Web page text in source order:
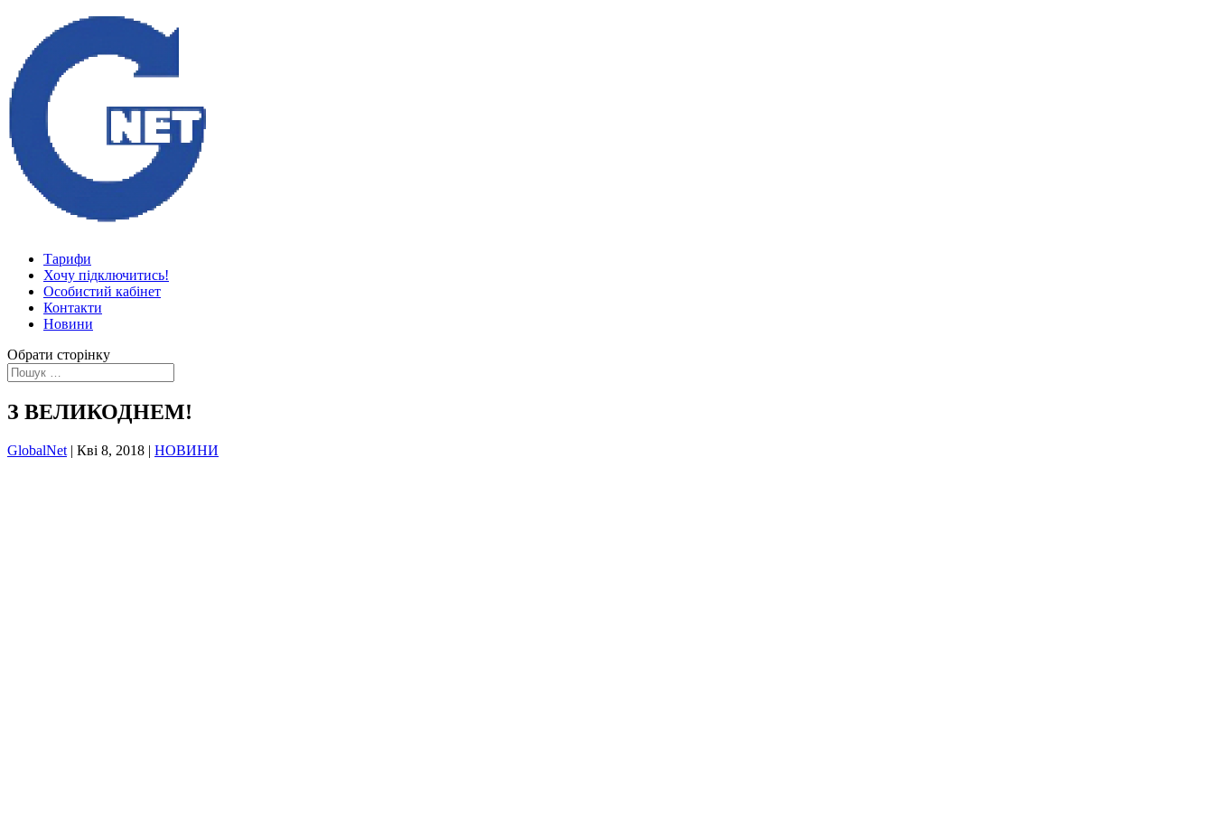
Тарифи
Хочу підключитись!
Особистий кабінет
Контакти
Новини
Обрати сторінку
З ВЕЛИКОДНЕМ!
GlobalNet | Кві 8, 2018 | НОВИНИ